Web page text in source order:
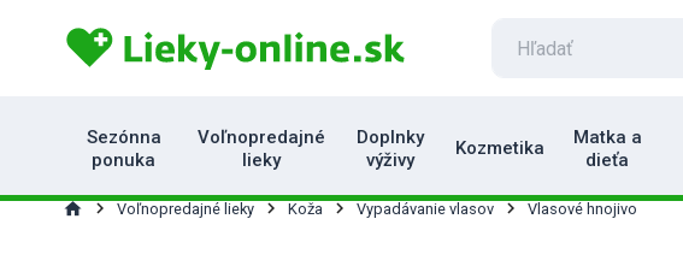
Sezónna
ponuka
Voľnopredajné
lieky
Doplnky
výživy
Kozmetika
Matka a
dieťa
home Voľnopredajné lieky Koža Vypadávanie vlasov Vlasové hnojivo